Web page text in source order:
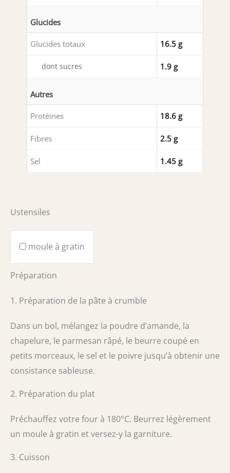
Glucides
Glucides totaux 16.5 g
dont sucres 1.9 g
Autres
Protéines 18.6 g
Fibres 2.5 g
Sel 1.45 g
Ustensiles
moule à gratin
Préparation
1. Préparation de la pâte à crumble
Dans un bol, mélangez la poudre d’amande, la
chapelure, le parmesan râpé, le beurre coupé en
petits morceaux, le sel et le poivre jusqu’à obtenir une
consistance sableuse.
2. Préparation du plat
Préchauffez votre four à 180°C. Beurrez légèrement
un moule à gratin et versez-y la garniture.
3. Cuisson